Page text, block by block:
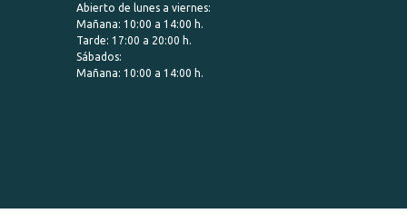
Abierto de lunes a viernes:
Mañana: 10:00 a 14:00 h.
Tarde: 17:00 a 20:00 h.
Sábados:
Mañana: 10:00 a 14:00 h.